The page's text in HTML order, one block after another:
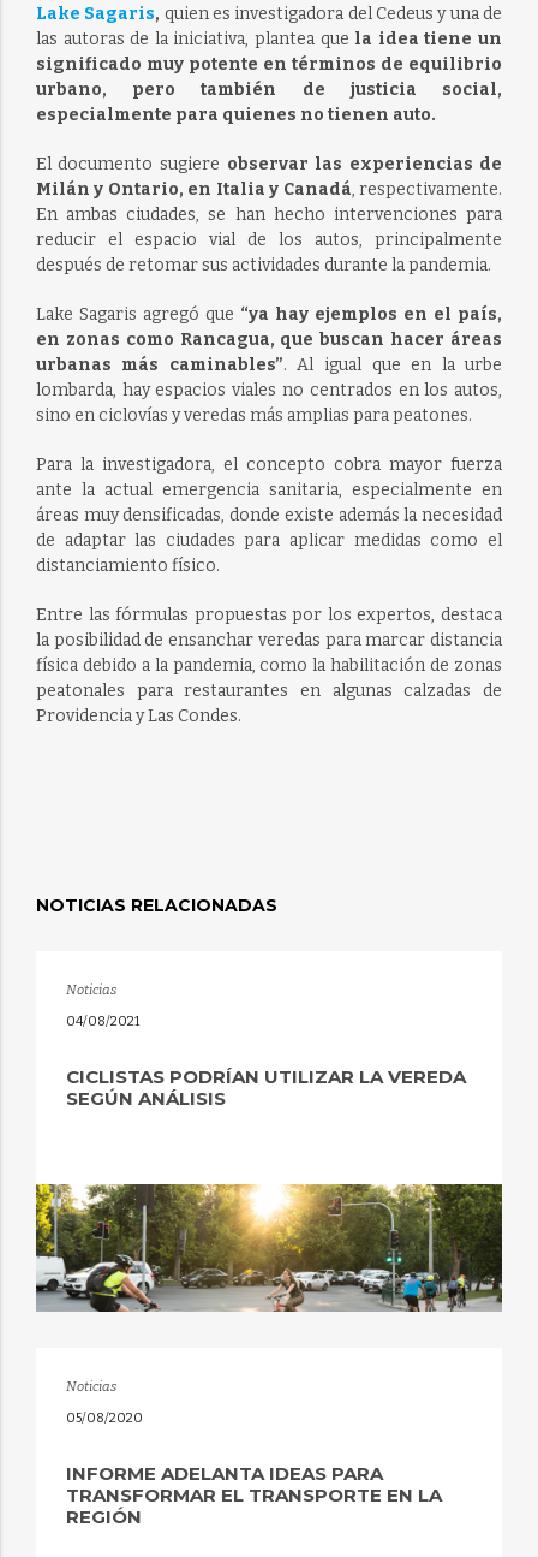
Lake Sagaris, quien es investigadora del Cedeus y una de
las autoras de la iniciativa, plantea que la idea tiene un
significado muy potente en términos de equilibrio
urbano, pero también de justicia social,
especialmente para quienes no tienen auto.
El documento sugiere observar las experiencias de
Milán y Ontario, en Italia y Canadá, respectivamente.
En ambas ciudades, se han hecho intervenciones para
reducir el espacio vial de los autos, principalmente
después de retomar sus actividades durante la pandemia.
Lake Sagaris agregó que “ya hay ejemplos en el país,
en zonas como Rancagua, que buscan hacer áreas
urbanas más caminables”. Al igual que en la urbe
lombarda, hay espacios viales no centrados en los autos,
sino en ciclovías y veredas más amplias para peatones.
Para la investigadora, el concepto cobra mayor fuerza
ante la actual emergencia sanitaria, especialmente en
áreas muy densificadas, donde existe además la necesidad
de adaptar las ciudades para aplicar medidas como el
distanciamiento físico.
Entre las fórmulas propuestas por los expertos, destaca
la posibilidad de ensanchar veredas para marcar distancia
física debido a la pandemia, como la habilitación de zonas
peatonales para restaurantes en algunas calzadas de
Providencia y Las Condes.
NOTICIAS RELACIONADAS
Noticias
04/08/2021
CICLISTAS PODRÍAN UTILIZAR LA VEREDA
SEGÚN ANÁLISIS
Noticias
05/08/2020
INFORME ADELANTA IDEAS PARA
TRANSFORMAR EL TRANSPORTE EN LA
REGIÓN